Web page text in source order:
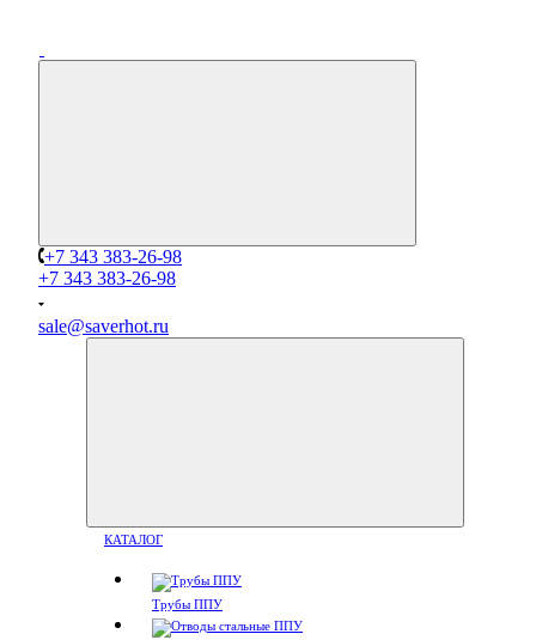
+7 343 383-26-98
+7 343 383-26-98
sale@saverhot.ru
КАТАЛОГ
Трубы ППУ